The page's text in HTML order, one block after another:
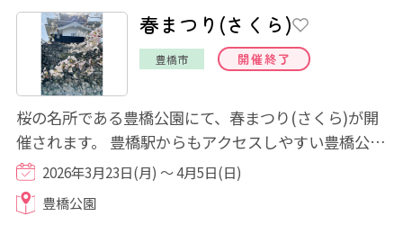
春まつり(さくら)
豊橋市 開催終了
桜の名所である豊橋公園にて、春まつり(さくら)が開
催されます。 豊橋駅からもアクセスしやすい豊橋公園
内には、ソメイヨシノ約500本が植栽されて...
2026年3月23日(月) ～ 4月5日(日)
豊橋公園